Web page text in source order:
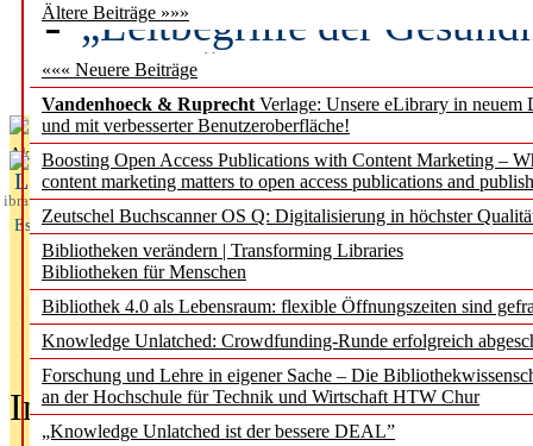
Ältere Beiträge »»»
««« Neuere Beiträge
Vandenhoeck & Ruprecht Verlage: Unsere eLibrary in neuem
und mit verbesserter Benutzeroberfläche!
Boosting Open Access Publications with Content Marketing –
content marketing matters to open access publications and
Zeutschel Buchscanner OS Q: Digitalisierung in höchster
Bibliotheken verändern | Transforming Libraries
Bibliotheken für Menschen
Bibliothek 4.0 als Lebensraum: flexible Öffnungszeiten sind
Knowledge Unlatched: Crowdfunding-Runde erfolgreich
Forschung und Lehre in eigener Sache – Die
an der Hochschule für Technik und Wirtschaft HTW Chur
„Knowledge Unlatched ist der bessere DEAL”
„Leitbegriffe der
des BIÖG erscheinen
Aktuelles aus
L
ibrary
Essentials
In der Ausgabe05/2026(Juni/Juli